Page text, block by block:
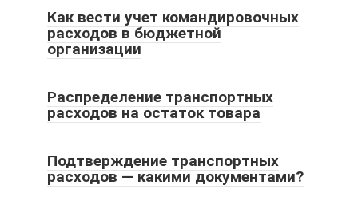
Как вести учет командировочных
расходов в бюджетной
организации
Распределение транспортных
расходов на остаток товара
Подтверждение транспортных
расходов — какими документами?